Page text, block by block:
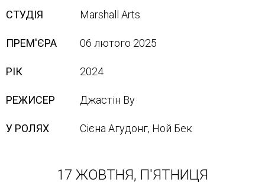
СТУДІЯ Marshall Arts
ПРЕМ'ЄРА 06 лютого 2025
РІК 2024
РЕЖИСЕР Джастін Ву
У РОЛЯХ Сієна Агудонг, Ной Бек
17 ЖОВТНЯ, П'ЯТНИЦЯ